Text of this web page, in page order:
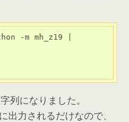
-m mh_z19 |
列になりました。
出力されるだけなので、